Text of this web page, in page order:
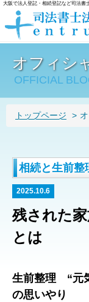
大阪で法人登記・相続登記など司法書
オフィシ
OFFICIAL
トップページ >
相続と生前整
2025.10.6
残された
とは
生前整理 “元
の思いやり